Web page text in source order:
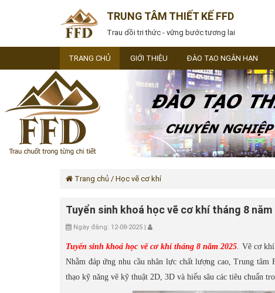
TRUNG TÂM THIẾT KẾ FFD
Trau dồi tri thức - vững bước tương lai
TRANG CHỦ GIỚI THIỆU ĐÀO TẠO NGẮN HẠN
Trang chủ / Học vẽ cơ khí
Tuyển sinh khoá học vẽ cơ khí tháng 8 năm
Ngày đăng: 12-08-2025 |
Tuyển sinh khoá học vẽ cơ khí tháng 8 năm 2025. Vẽ cơ
Nhằm đáp ứng nhu cầu nhân lực chất lượng cao, Trung
thạo kỹ năng vẽ kỹ thuật 2D, 3D và hiểu sâu các tiêu chuẩn